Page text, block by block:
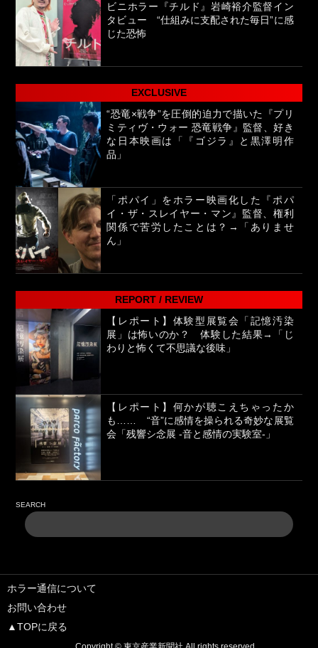
ビニホラー『チルド』岩崎裕介監督イン
タビュー “仕組みに支配された毎日”に感
じた恐怖
EXCLUSIVE
“恐竜×戦争”を圧倒的迫力で描いた『プリ
ミティヴ・ウォー 恐竜戦争』監督、好き
な日本映画は「『ゴジラ』と黒澤明作
品」
「ポパイ」をホラー映画化した『ポパ
イ・ザ・スレイヤー・マン』監督、権利
関係で苦労したことは？→「ありませ
ん」
REPORT / REVIEW
【レポート】体験型展覧会「記憶汚染
展」は怖いのか？ 体験した結果→「じ
わりと怖くて不思議な後味」
【レポート】何かが聴こえちゃったか
も…… “音”に感情を操られる奇妙な展覧
会「残響シ念展 -⾳と感情の実験室-」
SEARCH
ホラー通信について
お問い合わせ
▲TOPに戻る